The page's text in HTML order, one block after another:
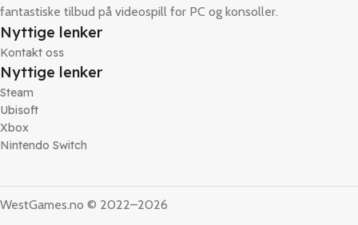
fantastiske tilbud på videospill for PC og konsoller.
Nyttige lenker
Kontakt oss
Nyttige lenker
Steam
Ubisoft
Xbox
Nintendo Switch
WestGames.no © 2022–2026